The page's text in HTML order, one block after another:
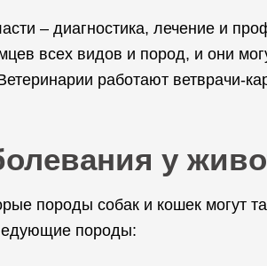
– диагностика, лечение и
всех видов и пород, и они
работают ветврачи-
у
породы собак и кошек могут
породы: